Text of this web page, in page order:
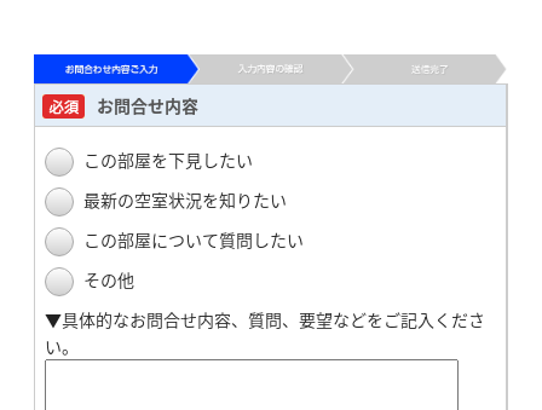
お問合せ内容
この部屋を下見したい
最新の空室状況を知りたい
この部屋について質問したい
その他
▼具体的なお問合せ内容、質問、要望などをご記入くださ
い。